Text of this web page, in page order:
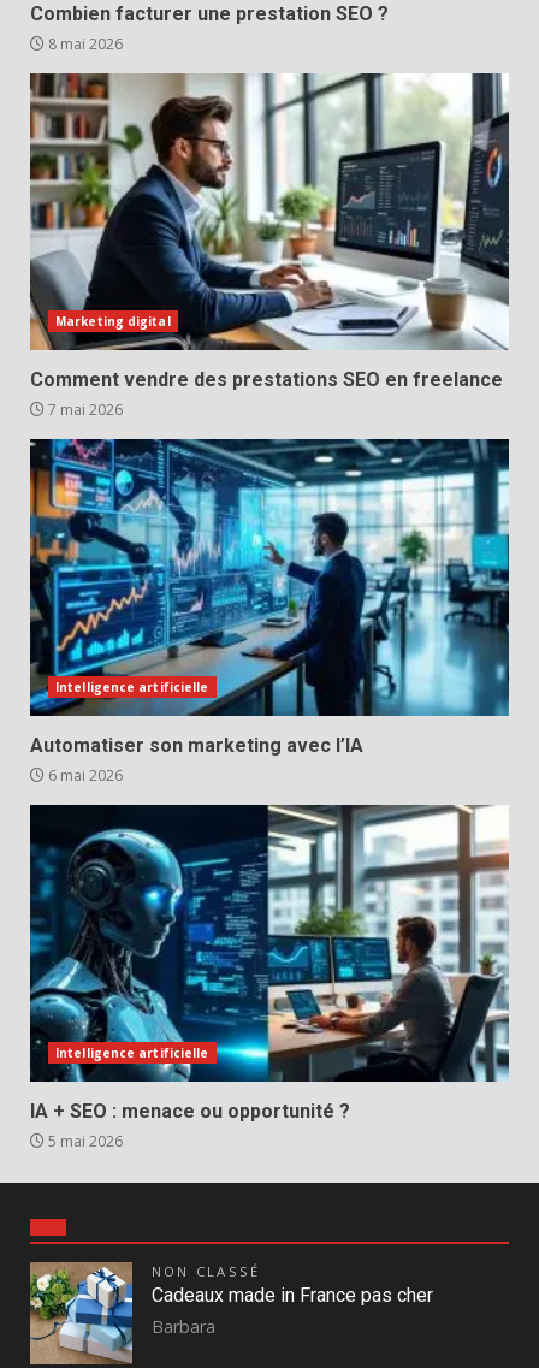
Combien facturer une prestation SEO ?
8 mai 2026
Marketing digital
Comment vendre des prestations SEO en freelance
7 mai 2026
Intelligence artificielle
Automatiser son marketing avec l’IA
6 mai 2026
Intelligence artificielle
IA + SEO : menace ou opportunité ?
5 mai 2026
NON CLASSÉ
Cadeaux made in France pas cher
Barbara